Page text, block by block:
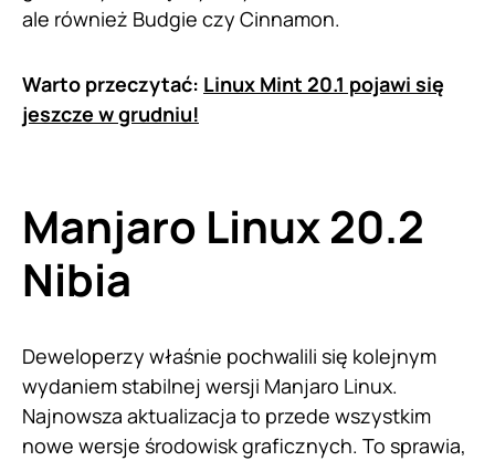
ale również Budgie czy Cinnamon.
Warto przeczytać: Linux Mint 20.1 pojawi się
jeszcze w grudniu!
Manjaro Linux 20.2
Nibia
Deweloperzy właśnie pochwalili się kolejnym
wydaniem stabilnej wersji Manjaro Linux.
Najnowsza aktualizacja to przede wszystkim
nowe wersje środowisk graficznych. To sprawia,